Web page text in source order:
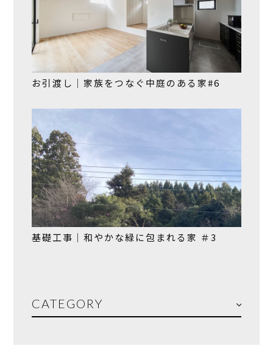
お引渡し｜家族をつなぐ中庭のある家#6
基礎工事｜和やかな緑に包まれる家 ＃3
CATEGORY